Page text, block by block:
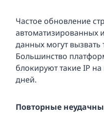
Частое обновление
автоматизированных
данных могут
Большинство
блокируют такие IP
дней.
Повторные